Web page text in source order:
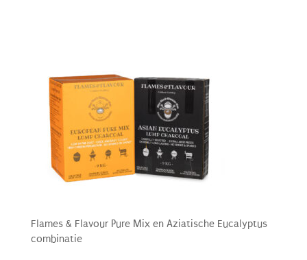
Flames & Flavour Pure Mix en Aziatische Eucalyptus
combinatie